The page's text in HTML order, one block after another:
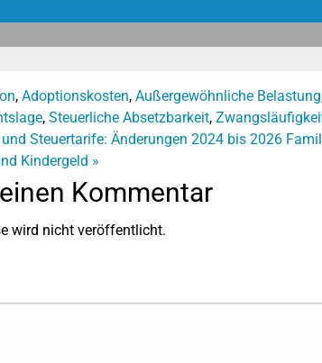
, Adoptionskosten, Außergewöhnliche Belastung
, Steuerliche Absetzbarkeit,
Steuertarife: Änderungen 2024 bis 2026
Kindergeld »
Kommentar
wird nicht veröffentlicht.